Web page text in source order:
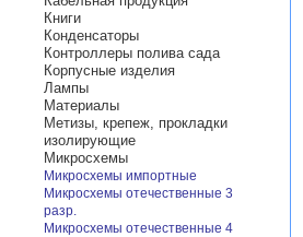
Книги
Конденсаторы
Контроллеры полива сада
Корпусные изделия
Лампы
Материалы
Метизы, крепеж, прокладки
изолирующие
Микросхемы
Микросхемы импортные
Микросхемы отечественные 3
разр.
Микросхемы отечественные 4